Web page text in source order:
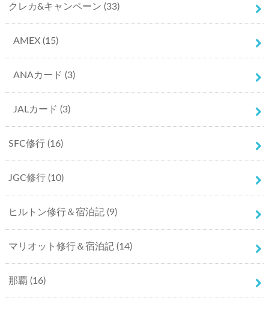
クレカ&キャンペーン (33)
AMEX (15)
ANAカード (3)
JALカード (3)
SFC修行 (16)
JGC修行 (10)
ヒルトン修行＆宿泊記 (9)
マリオット修行＆宿泊記 (14)
那覇 (16)